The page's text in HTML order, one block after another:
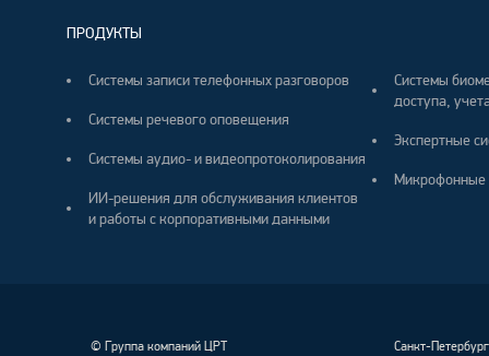
ПРОДУКТЫ
Системы записи телефонных разговоров
Системы речевого оповещения
Системы аудио- и видеопротоколирования
ИИ-решения для обслуживания клиентов
и работы с корпоративными данными
Системы
доступа,
Экспертные
Микрофонные
© Группа компаний ЦРТ
Санкт-Петербург